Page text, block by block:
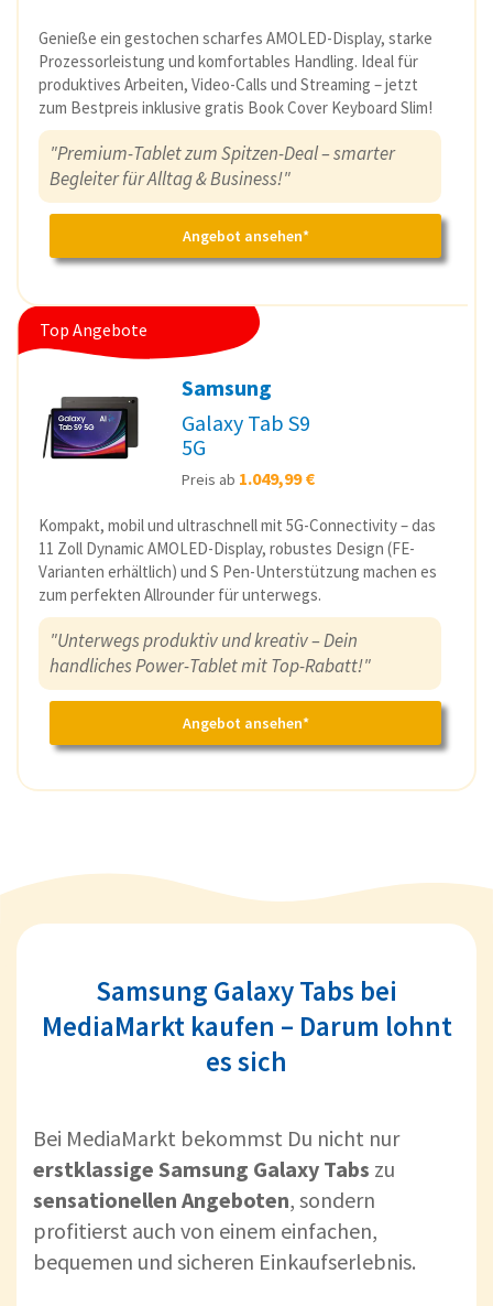
Genieße ein gestochen scharfes AMOLED-Display, starke
Prozessorleistung und komfortables Handling. Ideal für
produktives Arbeiten, Video-Calls und Streaming – jetzt
zum Bestpreis inklusive gratis Book Cover Keyboard Slim!
"Premium-Tablet zum Spitzen-Deal – smarter
Begleiter für Alltag & Business!"
Angebot ansehen*
Top Angebote
Samsung
Galaxy Tab S9
5G
Preis ab 1.049,99 €
Kompakt, mobil und ultraschnell mit 5G-Connectivity – das
11 Zoll Dynamic AMOLED-Display, robustes Design (FE-
Varianten erhältlich) und S Pen-Unterstützung machen es
zum perfekten Allrounder für unterwegs.
"Unterwegs produktiv und kreativ – Dein
handliches Power-Tablet mit Top-Rabatt!"
Angebot ansehen*
Samsung Galaxy Tabs bei
MediaMarkt kaufen – Darum lohnt
es sich
Bei MediaMarkt bekommst Du nicht nur
erstklassige Samsung Galaxy Tabs zu
sensationellen Angeboten, sondern
profitierst auch von einem einfachen,
bequemen und sicheren Einkaufserlebnis.